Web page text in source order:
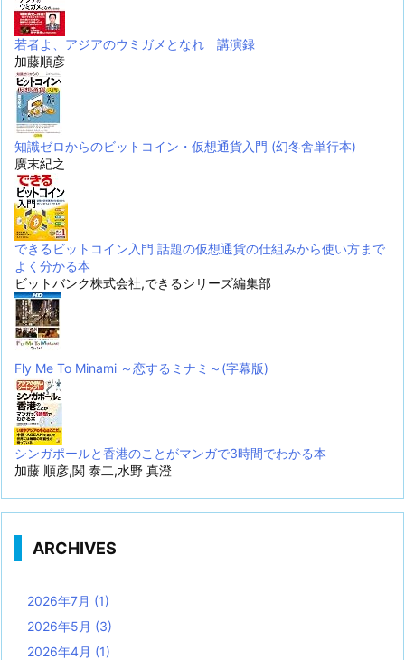
若者よ、アジアのウミガメとなれ 講演録
加藤順彦
知識ゼロからのビットコイン・仮想通貨入門 (幻冬舎単行本)
廣末紀之
できるビットコイン入門 話題の仮想通貨の仕組みから使い方まで
よく分かる本
ビットバンク株式会社,できるシリーズ編集部
Fly Me To Minami ～恋するミナミ～(字幕版)
シンガポールと香港のことがマンガで3時間でわかる本
加藤 順彦,関 泰二,水野 真澄
ARCHIVES
2026年7月 (1)
2026年5月 (3)
2026年4月 (1)